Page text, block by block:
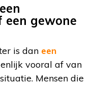
gewone
is dan een
vooral af van
Mensen die